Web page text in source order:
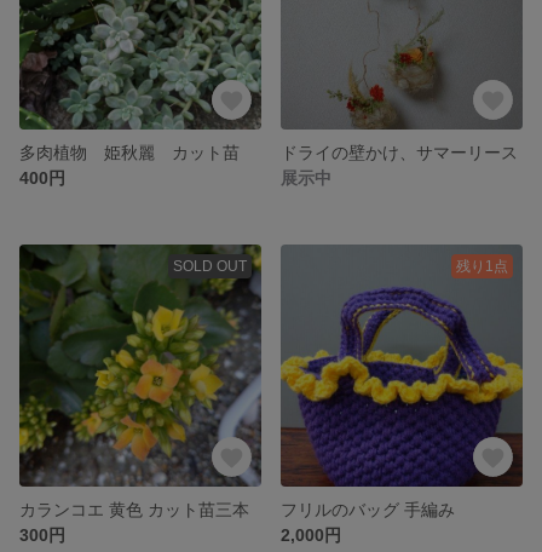
多肉植物 姫秋麗 カット苗
400円
ドライの壁かけ、サマーリース
展示中
SOLD OUT
カランコエ 黄色 カット苗三本
300円
残り1点
フリルのバッグ 手編み
2,000円